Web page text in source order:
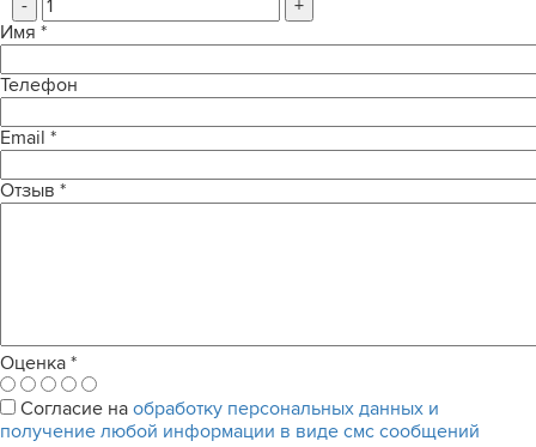
-
+
Имя *
Телефон
Email *
Отзыв *
Оценка *
Согласие на обработку персональных данных и
получение любой информации в виде смс сообщений